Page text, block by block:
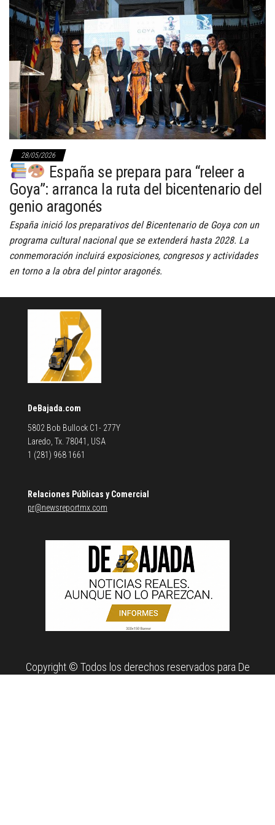
28/05/2026
España se prepara para “releer a
Goya”: arranca la ruta del bicentenario del
genio aragonés
España inició los preparativos del Bicentenario de Goya con un
programa cultural nacional que se extenderá hasta 2028. La
conmemoración incluirá exposiciones, congresos y actividades
en torno a la obra del pintor aragonés.
DeBajada.com
5802 Bob Bullock C1- 277Y
Laredo, Tx. 78041, USA
1 (281) 968 1661
Relaciones Públicas y Comercial
pr@newsreportmx.com
Copyright © Todos los derechos reservados para De